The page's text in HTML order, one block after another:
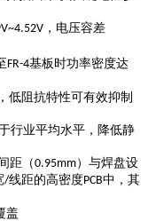
，电压容差
FR-4基板时功率密度达
低阻抗特性可有效抑制
行业平均水平，降低静
距（0.95mm）与焊盘设
/线距的高密度PCB中，其
盖